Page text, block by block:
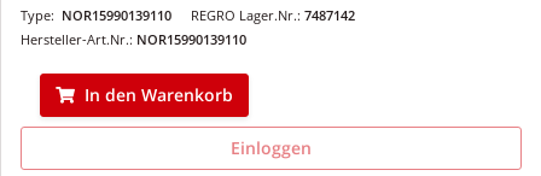
REGRO Lager.Nr.: 7487142
Type: NOR15990139110
Hersteller-Art.Nr.: NOR15990139110
In den Warenkorb
Einloggen